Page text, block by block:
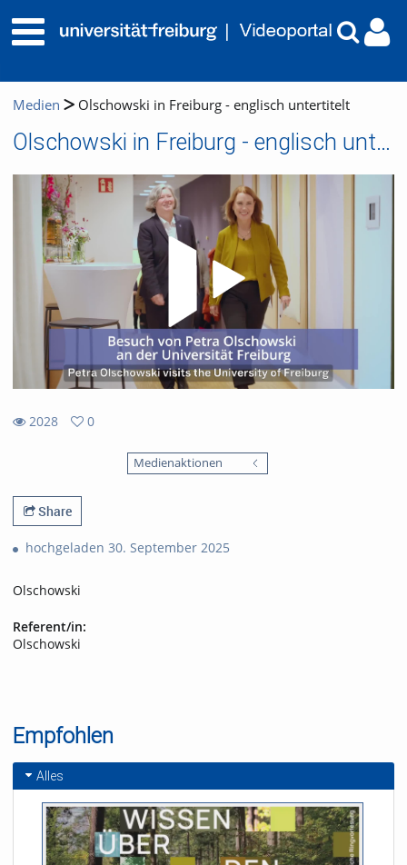
Medien Olschowski in Freiburg - englisch untertitelt
Olschowski in Freiburg - englisch untertitelt
2028
0
Medienaktionen
Share
hochgeladen 30. September 2025
Olschowski
Referent/in:
Olschowski
Empfohlen
Alles